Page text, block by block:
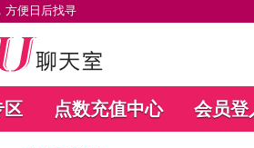
方便日后找寻
区 点数充值中心 会员登